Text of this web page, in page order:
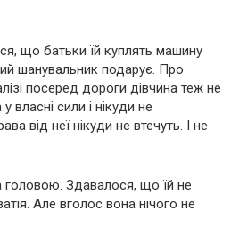
що батьки їй куплять машину
шанувальник подарує. Про
посеред дороги дівчина теж не
власні сили і нікуди не
від неї нікуди не втечуть. І не
головою. Здавалося, що їй не
Але вголос вона нічого не